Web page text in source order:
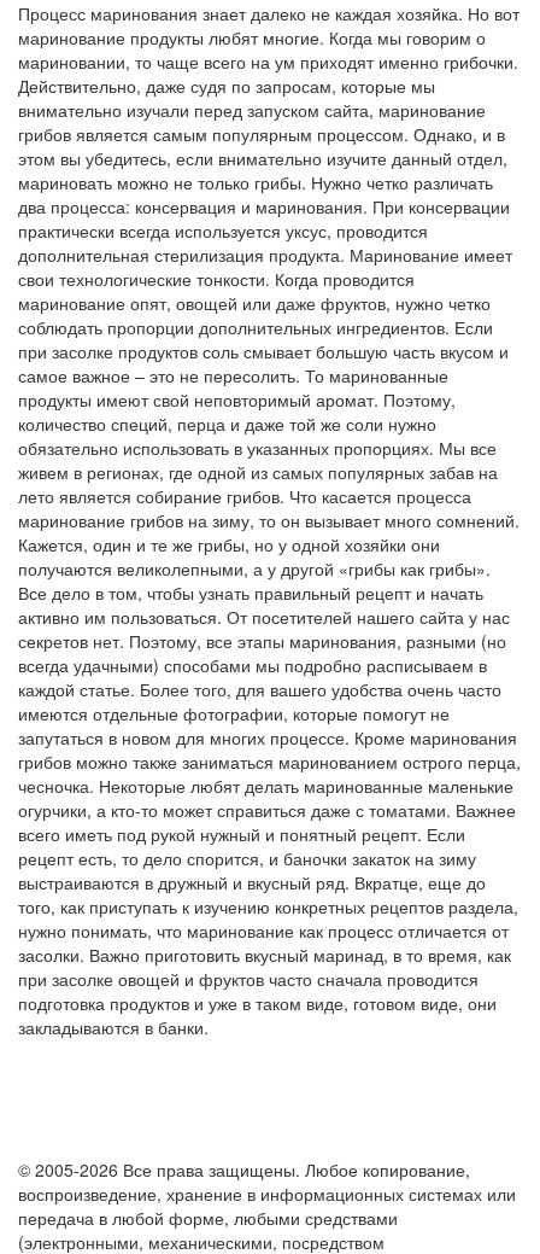
Процесс маринования знает далеко не каждая хозяйка. Но вот
маринование продукты любят многие. Когда мы говорим о
мариновании, то чаще всего на ум приходят именно грибочки.
Действительно, даже судя по запросам, которые мы
внимательно изучали перед запуском сайта, маринование
грибов является самым популярным процессом. Однако, и в
этом вы убедитесь, если внимательно изучите данный отдел,
мариновать можно не только грибы. Нужно четко различать
два процесса: консервация и маринования. При консервации
практически всегда используется уксус, проводится
дополнительная стерилизация продукта. Маринование имеет
свои технологические тонкости. Когда проводится
маринование опят, овощей или даже фруктов, нужно четко
соблюдать пропорции дополнительных ингредиентов. Если
при засолке продуктов соль смывает большую часть вкусом и
самое важное – это не пересолить. То маринованные
продукты имеют свой неповторимый аромат. Поэтому,
количество специй, перца и даже той же соли нужно
обязательно использовать в указанных пропорциях. Мы все
живем в регионах, где одной из самых популярных забав на
лето является собирание грибов. Что касается процесса
маринование грибов на зиму, то он вызывает много сомнений.
Кажется, один и те же грибы, но у одной хозяйки они
получаются великолепными, а у другой «грибы как грибы».
Все дело в том, чтобы узнать правильный рецепт и начать
активно им пользоваться. От посетителей нашего сайта у нас
секретов нет. Поэтому, все этапы маринования, разными (но
всегда удачными) способами мы подробно расписываем в
каждой статье. Более того, для вашего удобства очень часто
имеются отдельные фотографии, которые помогут не
запутаться в новом для многих процессе. Кроме маринования
грибов можно также заниматься маринованием острого перца,
чесночка. Некоторые любят делать маринованные маленькие
огурчики, а кто-то может справиться даже с томатами. Важнее
всего иметь под рукой нужный и понятный рецепт. Если
рецепт есть, то дело спорится, и баночки закаток на зиму
выстраиваются в дружный и вкусный ряд. Вкратце, еще до
того, как приступать к изучению конкретных рецептов раздела,
нужно понимать, что маринование как процесс отличается от
засолки. Важно приготовить вкусный маринад, в то время, как
при засолке овощей и фруктов часто сначала проводится
подготовка продуктов и уже в таком виде, готовом виде, они
закладываются в банки.
© 2005-2026 Все права защищены. Любое копирование,
воспроизведение, хранение в информационных системах или
передача в любой форме, любыми средствами
(электронными, механическими, посредством